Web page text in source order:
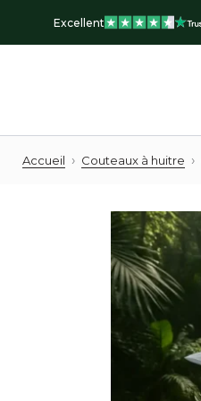
Excellent
Accueil › Couteaux à huitre ›